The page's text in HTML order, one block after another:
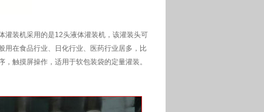
装机采用的是12头液体灌装机，该灌装头可
用在食品行业、日化行业、医药行业居多，比
触摸屏操作，适用于软包装袋的定量灌装。